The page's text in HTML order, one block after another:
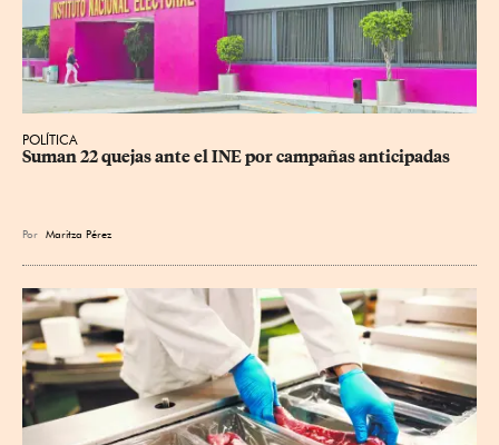
POLÍTICA
Suman 22 quejas ante el INE por campañas anticipadas
Por Maritza Pérez